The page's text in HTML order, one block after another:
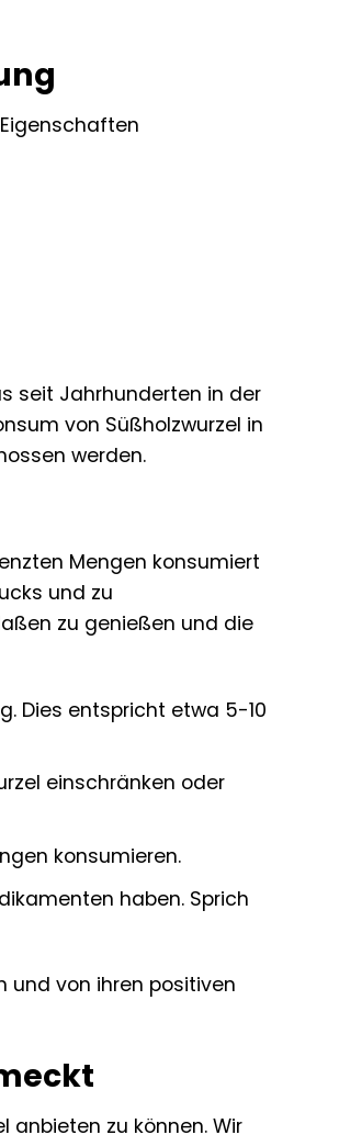
seit Jahrhunderten in der
von Süßholzwurzel in
werden.
Mengen konsumiert
und zu
zu genießen und die
Dies entspricht etwa 5-10
einschränken oder
konsumieren.
haben. Sprich
und von ihren positiven
anbieten zu können. Wir